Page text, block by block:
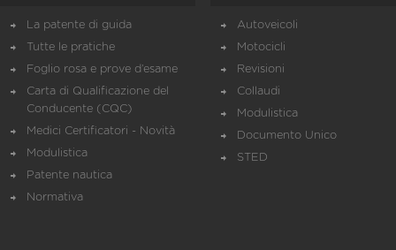
La patente di guida
Tutte le pratiche
Foglio rosa e prove d’esame
Carta di Qualificazione del
Conducente (CQC)
Medici Certificatori - Novità
Modulistica
Patente nautica
Normativa
Autoveicoli
Motocicli
Revisioni
Collaudi
Modulistica
Documento Unico
STED